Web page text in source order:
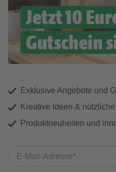
Exklusive Angebote und
Kreative Ideen &
Produktneuheiten und
E-Mail-Adresse